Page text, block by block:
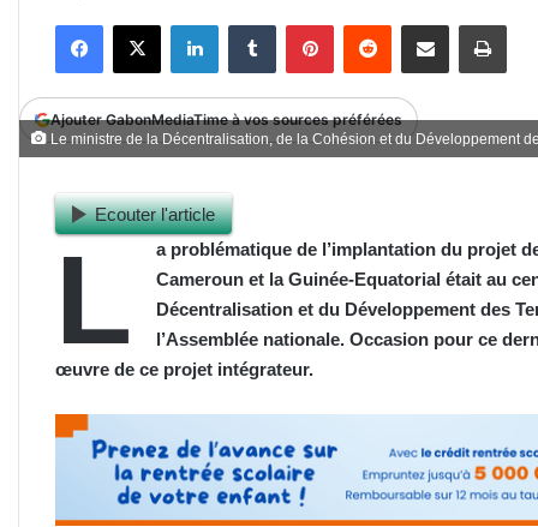
courriel
FacebookX LinkedinTumblr PinterestReddit Partager par email
Ajouter GabonMediaTime à vos sources préférées
Le ministre de la Décentralisation, de la Cohésion et du Développement
Ecouter l'article
L
a problématique de l’implantation du projet
Cameroun et la Guinée-Equatorial était au
Décentralisation et du Développement des
l’Assemblée nationale. Occasion pour ce
œuvre de ce projet intégrateur.